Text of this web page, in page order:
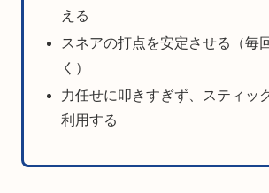
える
スネアの打点を安定させる（毎
く）
力任せに叩きすぎず、スティッ
利用する